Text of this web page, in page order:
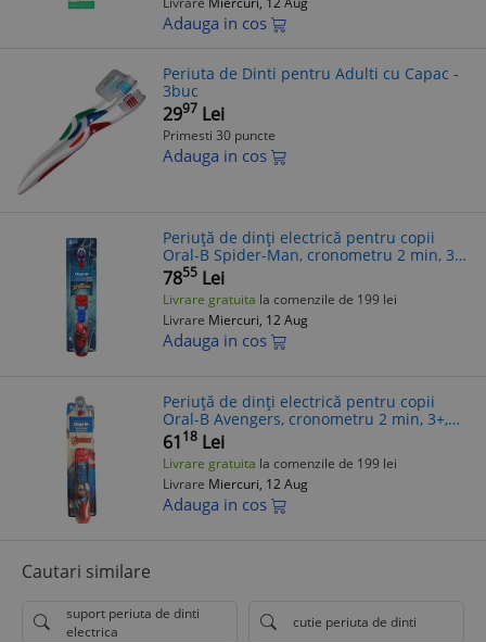
Adauga in cos
Periuta de Dinti pentru Adulti cu Capac -
3buc
2997 Lei
Primesti 30 puncte
Adauga in cos
Periuță de dinți electrică pentru copii
Oral-B Spider-Man, cronometru 2 min, 3+,
roșie
7855 Lei
Livrare gratuita la comenzile de 199 lei
Livrare Miercuri, 12 Aug
Adauga in cos
Periuță de dinți electrică pentru copii
Oral-B Avengers, cronometru 2 min, 3+,
roșie
6118 Lei
Livrare gratuita la comenzile de 199 lei
Livrare Miercuri, 12 Aug
Adauga in cos
Cautari similare
suport periuta de dinti
electrica
cutie periuta de dinti